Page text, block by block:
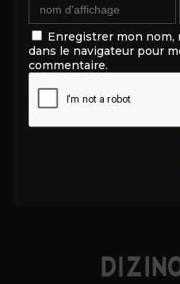
Enregistrer mon nom,
dans le navigateur pour
commentaire.